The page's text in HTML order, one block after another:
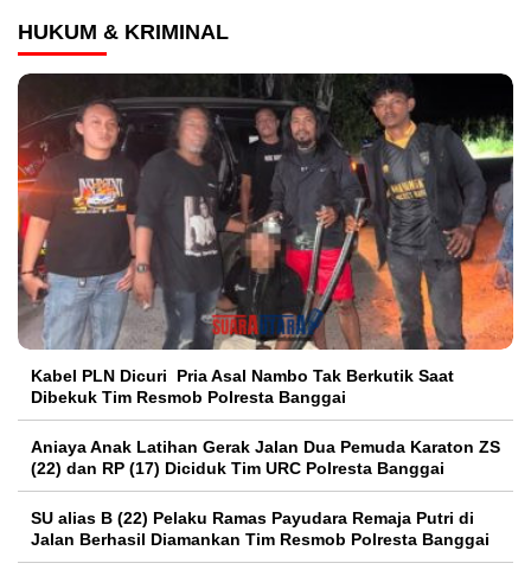
HUKUM & KRIMINAL
Kabel PLN Dicuri Pria Asal Nambo Tak Berkutik Saat
Dibekuk Tim Resmob Polresta Banggai
Aniaya Anak Latihan Gerak Jalan Dua Pemuda Karaton ZS
(22) dan RP (17) Diciduk Tim URC Polresta Banggai
SU alias B (22) Pelaku Ramas Payudara Remaja Putri di
Jalan Berhasil Diamankan Tim Resmob Polresta Banggai